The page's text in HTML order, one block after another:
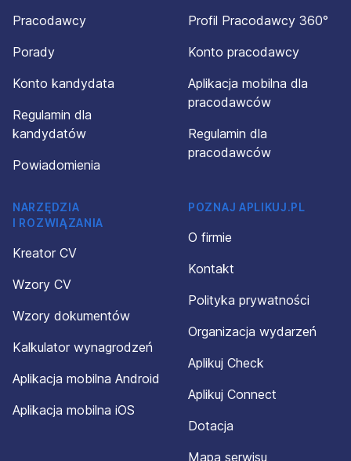
Pracodawcy
Porady
Konto kandydata
Regulamin dla
kandydatów
Powiadomienia
Profil Pracodawcy 360°
Konto pracodawcy
Aplikacja mobilna dla
pracodawców
Regulamin dla
pracodawców
NARZĘDZIA
I ROZWIĄZANIA
Kreator CV
Wzory CV
Wzory dokumentów
Kalkulator wynagrodzeń
Aplikacja mobilna Android
Aplikacja mobilna iOS
POZNAJ APLIKUJ.PL
O firmie
Kontakt
Polityka prywatności
Organizacja wydarzeń
Aplikuj Check
Aplikuj Connect
Dotacja
Mapa serwisu